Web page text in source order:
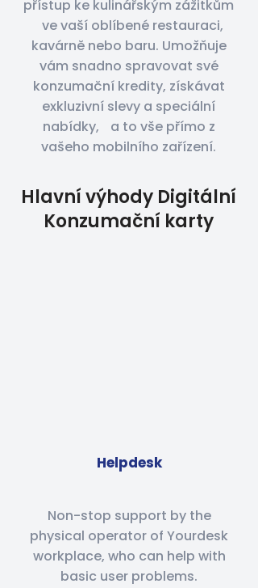
přístup ke kulinářským zážitkům
ve vaší oblíbené restauraci,
kavárně nebo baru. Umožňuje
vám snadno spravovat své
konzumační kredity, získávat
exkluzivní slevy a speciální
nabídky, a to vše přímo z
vašeho mobilního zařízení.
Hlavní výhody Digitální
Konzumační karty
Helpdesk
Non-stop support by the
physical operator of Yourdesk
workplace, who can help with
basic user problems.